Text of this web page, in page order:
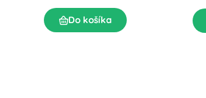
Do košíka